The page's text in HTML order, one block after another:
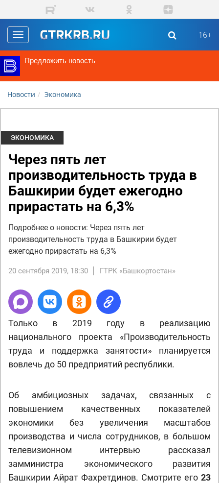
Перейти к основному содержанию
Toggle
navigation
16+
Предложить новость
Новости Экономика
ЭКОНОМИКА
Через пять лет
производительность труда в
Башкирии будет ежегодно
прирастать на 6,3%
Подробнее о новости: Через пять лет
производительность труда в Башкирии будет
ежегодно прирастать на 6,3%
20 сентября 2019, 18:30 ГТРК «Башкортостан»
Только в 2019 году в реализацию
национального проекта «Производительность
труда и поддержка занятости» планируется
вовлечь до 50 предприятий республики.
Об амбициозных задачах, связанных с
повышением качественных показателей
экономики без увеличения масштабов
производства и числа сотрудников, в большом
телевизионном интервью рассказал
замминистра экономического развития
Башкирии Айрат Фахретдинов. Смотрите его 23